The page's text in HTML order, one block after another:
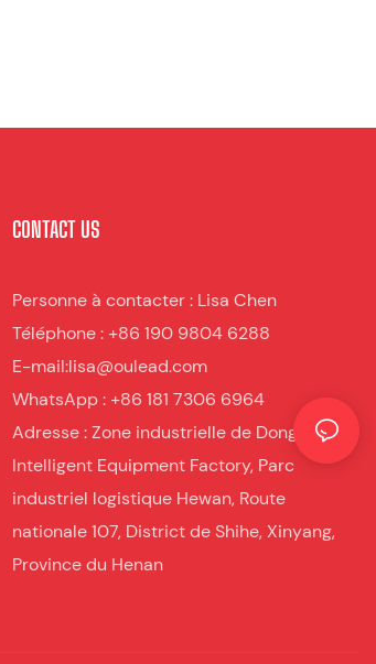
CONTACT US
Personne à contacter : Lisa Chen
Téléphone : +86 190 9804 6288
E-mail:lisa@oulead.com
WhatsApp : +86 181 7306 6964
Adresse : Zone industrielle de Donglilai
Intelligent Equipment Factory, Parc
industriel logistique Hewan, Route
nationale 107, District de Shihe, Xinyang,
Province du Henan